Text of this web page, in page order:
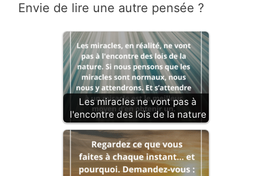
Envie de lire une autre pensée ?
Les miracles ne vont pas à
l'encontre des lois de la nature